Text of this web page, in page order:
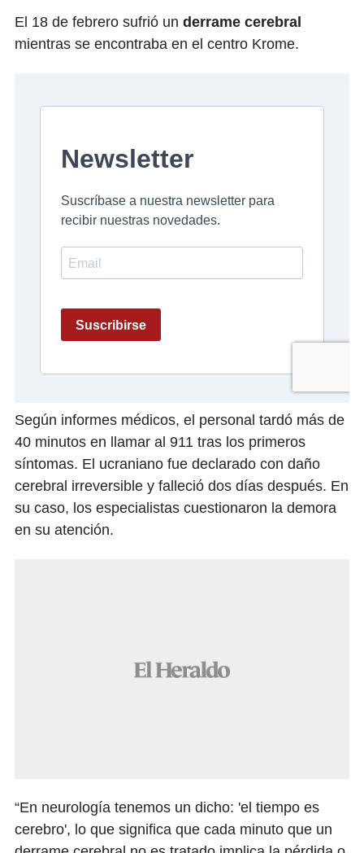
El 18 de febrero sufrió un derrame cerebral
mientras se encontraba en el centro Krome.
Según informes médicos, el personal tardó más de
40 minutos en llamar al 911 tras los primeros
síntomas. El ucraniano fue declarado con daño
cerebral irreversible y falleció dos días después. En
su caso, los especialistas cuestionaron la demora
en su atención.
“En neurología tenemos un dicho: 'el tiempo es
cerebro', lo que significa que cada minuto que un